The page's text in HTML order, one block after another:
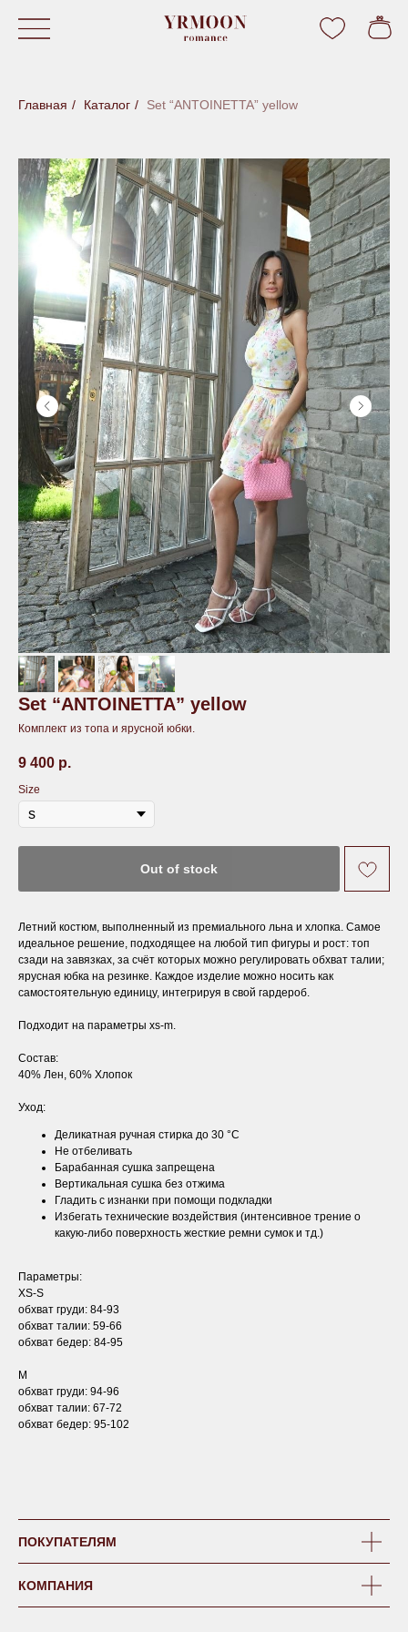
Главная / Каталог / Set “ANTOINETTA” yellow
Set “ANTOINETTA” yellow
Комплект из топа и ярусной юбки.
9 400 р.
Size
Out of stock
Летний костюм, выполненный из премиального льна и хлопка. Самое
идеальное решение, подходящее на любой тип фигуры и рост: топ
сзади на завязках, за счёт которых можно регулировать обхват талии;
ярусная юбка на резинке. Каждое изделие можно носить как
самостоятельную единицу, интегрируя в свой гардероб.
Подходит на параметры xs-m.
Состав:
40% Лен, 60% Хлопок
Уход:
Деликатная ручная стирка до 30 °С
Не отбеливать
Барабанная сушка запрещена
Вертикальная сушка без отжима
Гладить с изнанки при помощи подкладки
Избегать технические воздействия (интенсивное трение о
какую-либо поверхность жесткие ремни сумок и тд.)
Параметры:
XS-S
обхват груди: 84-93
обхват талии: 59-66
обхват бедер: 84-95
M
обхват груди: 94-96
обхват талии: 67-72
обхват бедер: 95-102
ПОКУПАТЕЛЯМ
КОМПАНИЯ